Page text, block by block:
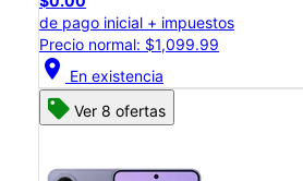
de pago inicial + impuestos
Precio normal: $1,099.99
location_on En existencia
Ver 8 ofertas